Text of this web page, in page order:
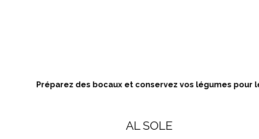
Préparez des bocaux et conservez vos légumes pour
AL SOLE